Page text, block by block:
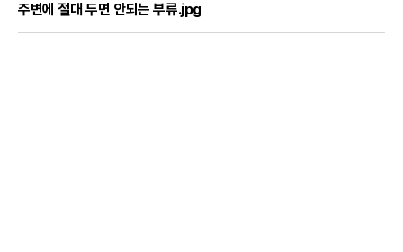
주변에 절대 두면 안되는 부류.jpg